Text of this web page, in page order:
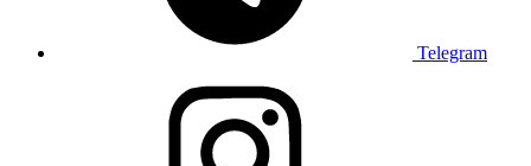
Telegram